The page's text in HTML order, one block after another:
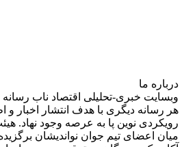
درباره‌ ما
وبسایت خبری-تحلیلی اقتصاد ناب
هر رسانه دیگری با هدف انتشار اخبار و
رویکردی نوین پا به عرصه وجود نهاد.
میان اعضای تیم جوان نواندیشان